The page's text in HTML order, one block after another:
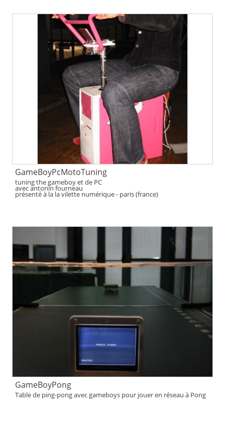
GameBoyPcMotoTuning
tuning the gameboy et de PC
avec antonin fourneau
présenté à la la vilette numérique - paris (france)
GameBoyPong
Table de ping-pong avec gameboys pour jouer en réseau à Pong